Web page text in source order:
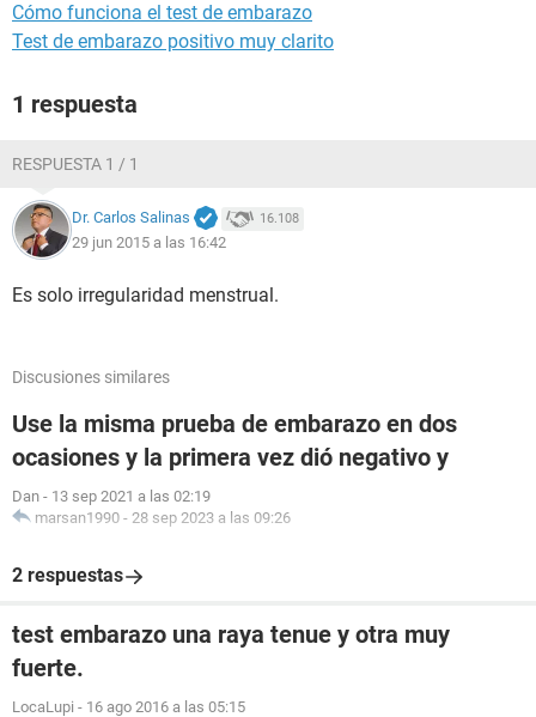
Cómo funciona el test de embarazo
Test de embarazo positivo muy clarito
1 respuesta
RESPUESTA 1 / 1
Dr. Carlos Salinas 16.108
29 jun 2015 a las 16:42
Es solo irregularidad menstrual.
Discusiones similares
Use la misma prueba de embarazo en dos
ocasiones y la primera vez dió negativo y
Dan - 13 sep 2021 a las 02:19
marsan1990 - 28 sep 2023 a las 09:26
2 respuestas
test embarazo una raya tenue y otra muy
fuerte.
LocaLupi - 16 ago 2016 a las 05:15